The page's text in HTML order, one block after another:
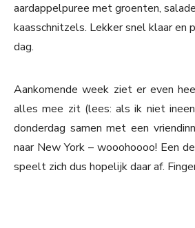
aardappelpuree met groenten,
kaasschnitzels. Lekker snel klaar en
dag.
Aankomende week ziet er even
alles mee zit (lees: als ik niet
donderdag samen met een
naar New York – wooohoooo! Een
speelt zich dus hopelijk daar af.